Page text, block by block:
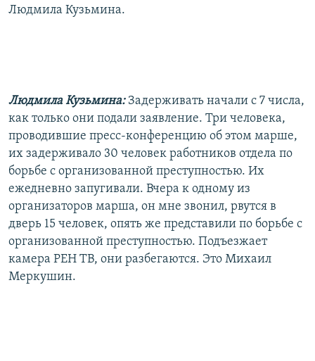
Людмила Кузьмина.
Людмила Кузьмина: Задерживать начали с 7 числа,
как только они подали заявление. Три человека,
проводившие пресс-конференцию об этом марше,
их задерживало 30 человек работников отдела по
борьбе с организованной преступностью. Их
ежедневно запугивали. Вчера к одному из
организаторов марша, он мне звонил, рвутся в
дверь 15 человек, опять же представили по борьбе с
организованной преступностью. Подъезжает
камера РЕН ТВ, они разбегаются. Это Михаил
Меркушин.